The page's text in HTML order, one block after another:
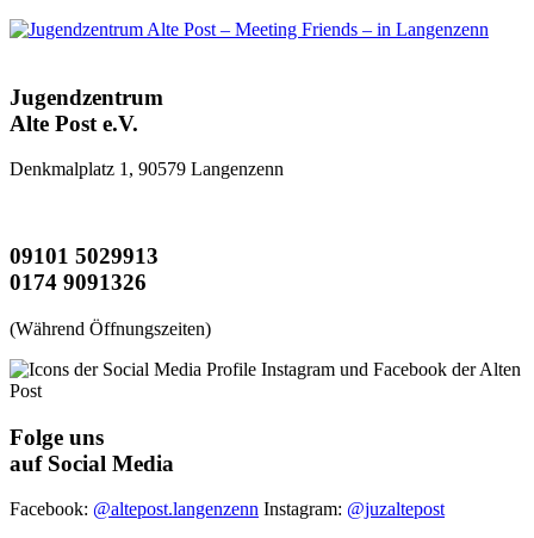
Jugendzentrum
Alte Post e.V.
Denkmalplatz 1, 90579 Langenzenn
09101 5029913
0174 9091326
(Während Öffnungszeiten)
Folge uns
auf Social Media
Facebook: @altepost.langenzenn Instagram: @juzaltepost